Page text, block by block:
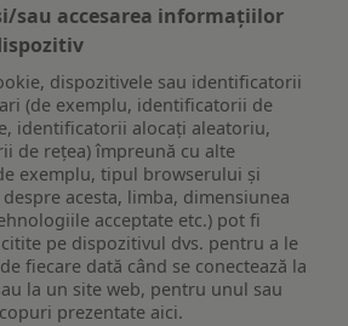
sau accesarea informațiilor
dispozitivele sau identificatorii
(de exemplu, identificatorii de
identificatorii alocați aleatoriu,
de rețea) împreună cu alte
exemplu, tipul browserului și
acesta, limba, dimensiunea
acceptate etc.) pot fi
pe dispozitivul dvs. pentru a le
fiecare dată când se conectează la
la un site web, pentru unul sau
prezentate aici.